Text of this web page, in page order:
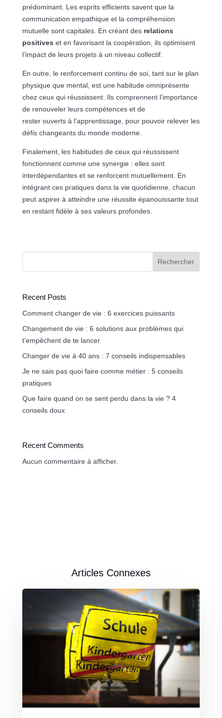
prédominant. Les esprits efficients savent que la
communication empathique et la compréhension
mutuelle sont capitales. En créant des relations
positives et en favorisant la coopération, ils optimisent
l’impact de leurs projets à un niveau collectif.
En outre, le renforcement continu de soi, tant sur le plan
physique que mental, est une habitude omniprésente
chez ceux qui réussissent. Ils comprennent l’importance
de renouveler leurs compétences et de
rester ouverts à l’apprentissage, pour pouvoir relever les
défis changeants du monde moderne.
Finalement, les habitudes de ceux qui réussissent
fonctionnent comme une synergie : elles sont
interdépendantes et se renforcent mutuellement. En
intégrant ces pratiques dans la vie quotidienne, chacun
peut aspirer à atteindre une réussite épanouissante tout
en restant fidèle à ses valeurs profondes.
Rechercher
Recent Posts
Comment changer de vie : 6 exercices puissants
Changement de vie : 6 solutions aux problèmes qui
t’empêchent de te lancer
Changer de vie à 40 ans : 7 conseils indispensables
Je ne sais pas quoi faire comme métier : 5 conseils
pratiques
Que faire quand on se sent perdu dans la vie ? 4
conseils doux
Recent Comments
Aucun commentaire à afficher.
Articles Connexes